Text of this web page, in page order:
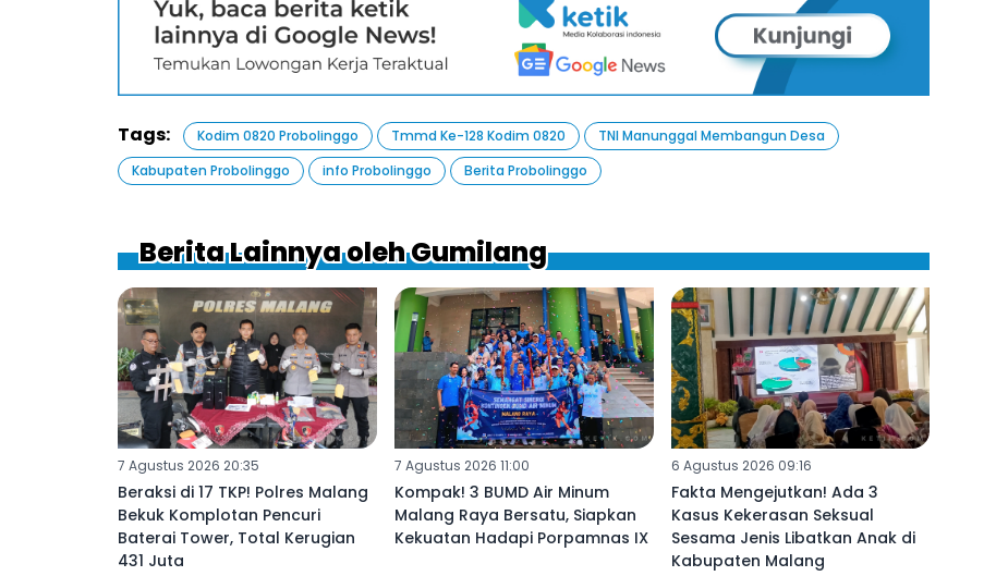
Tags: Kodim 0820 Probolinggo Tmmd Ke-128 Kodim 0820
TNI Manunggal Membangun Desa
Kabupaten Probolinggo
info Probolinggo Berita Probolinggo
Berita Lainnya oleh Gumilang
7 Agustus 2026 20:35
Beraksi di 17 TKP! Polres Malang
Bekuk Komplotan Pencuri
Baterai Tower, Total Kerugian
431 Juta ‎
7 Agustus 2026 11:00
Kompak! 3 BUMD Air Minum
Malang Raya Bersatu, Siapkan
Kekuatan Hadapi Porpamnas IX
6 Agustus 2026 09:16
Fakta Mengejutkan! Ada 3
Kasus Kekerasan Seksual
Sesama Jenis Libatkan Anak di
Kabupaten Malang ‎